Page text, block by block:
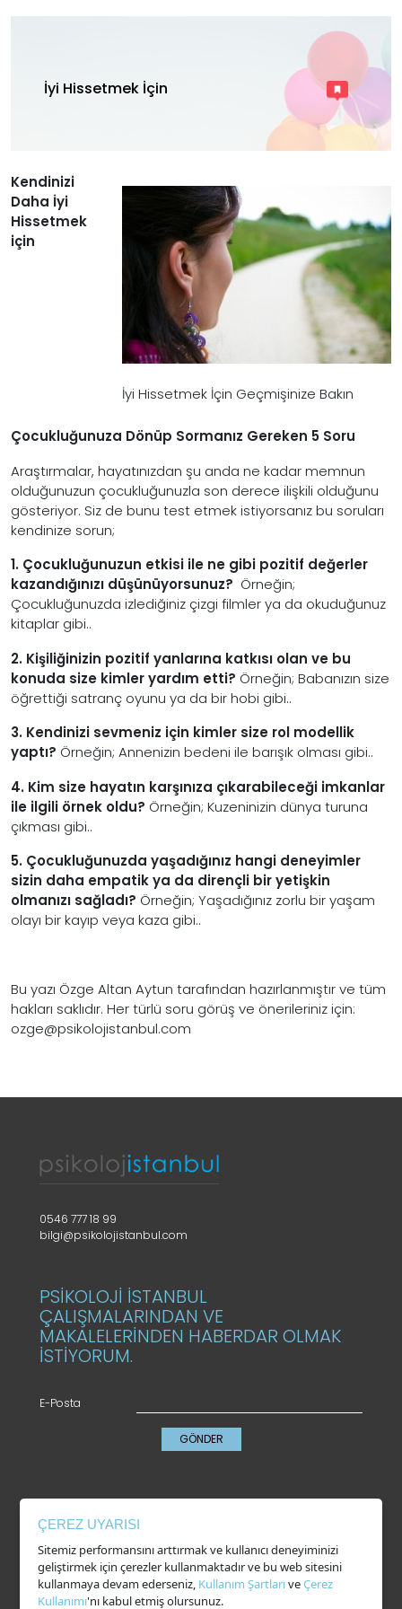
İyi Hissetmek İçin
İyi Hissetmek İçin Geçmişinize Bakın
Kendinizi
Daha İyi
Hissetmek
için
Çocukluğunuza Dönüp Sormanız Gereken 5 Soru
Araştırmalar, hayatınızdan şu anda ne kadar memnun
olduğunuzun çocukluğunuzla son derece ilişkili olduğunu
gösteriyor. Siz de bunu test etmek istiyorsanız bu soruları
kendinize sorun;
1. Çocukluğunuzun etkisi ile ne gibi pozitif değerler
kazandığınızı düşünüyorsunuz? Örneğin;
Çocukluğunuzda izlediğiniz çizgi filmler ya da okuduğunuz
kitaplar gibi..
2. Kişiliğinizin pozitif yanlarına katkısı olan ve bu
konuda size kimler yardım etti? Örneğin; Babanızın size
öğrettiği satranç oyunu ya da bir hobi gibi..
3. Kendinizi sevmeniz için kimler size rol modellik
yaptı? Örneğin; Annenizin bedeni ile barışık olması gibi..
4. Kim size hayatın karşınıza çıkarabileceği imkanlar
ile ilgili örnek oldu? Örneğin; Kuzeninizin dünya turuna
çıkması gibi..
5. Çocukluğunuzda yaşadığınız hangi deneyimler
sizin daha empatik ya da dirençli bir yetişkin
olmanızı sağladı? Örneğin; Yaşadığınız zorlu bir yaşam
olayı bir kayıp veya kaza gibi..
Bu yazı Özge Altan Aytun tarafından hazırlanmıştır ve tüm
hakları saklıdır. Her türlü soru görüş ve önerileriniz için:
ozge@psikolojistanbul.com
0546 777 18 99
bilgi@psikolojistanbul.com
PSİKOLOJİ İSTANBUL
ÇALIŞMALARINDAN VE
MAKALELERİNDEN HABERDAR OLMAK
İSTİYORUM.
E-Posta
GÖNDER
Çerez Kullanımı
Kullanım Şartları
ÇEREZ UYARISI
Sitemiz performansını arttırmak ve kullanıcı deneyiminizi
geliştirmek için çerezler kullanmaktadır ve bu web sitesini
kullanmaya devam ederseniz, Kullanım ŞartlarıveÇerez
Kullanımı'nı kabul etmiş olursunuz.